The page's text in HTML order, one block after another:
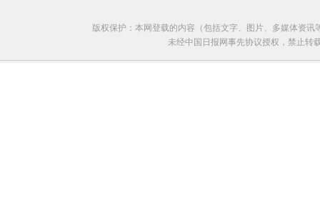
版权保护：本网登载的内容（包括文字、图片、多媒体资
未经中国日报网事先协议授权，禁止转